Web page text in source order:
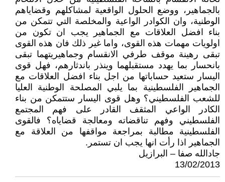
بالجماهير، ووضع الحلول الواقعية لمشاكلهم وقضاياهم
الوطنية، وان الكوادر الواعية والمخلصة التي تتمكن من
بناء افضل العلاقات مع الجماهير يجب ان تكون من
اولويات مهمات هذه القوى، واما غير ذلك فان هذه القوى
تبقى رهينة موقف طرفي الانقسام وجماهيريتهما تبقى
بانحسار بما يهدد مستقبلهما وينذر باندثارهم، فهل قوى
اليسار ستعيد حساباتها من اجل بناء افضل العلاقات مع
الجماهير الفلسطينية بما يلبي المصلحة الوطنية العليا
للشعب الفلسطيني؟ وهل قوى اليسار ستتمكن من بناء
الكادر الواعي المثقف القادر على فهم المجتمع
الفلسطيني وفهم تناقضاته ومعالجة قضاياه؟ فالقوى
الفلسطينية مطالبة بمراجعة مواقفها من العلاقة مع
الجماهير اذا رأت انها يجب ان تستمر.
جادالله صفا – البرازيل
13/02/2013